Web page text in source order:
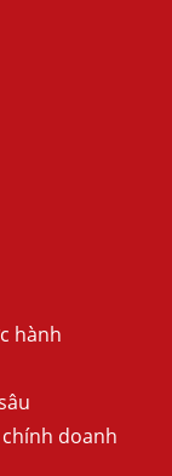
hành
doanh